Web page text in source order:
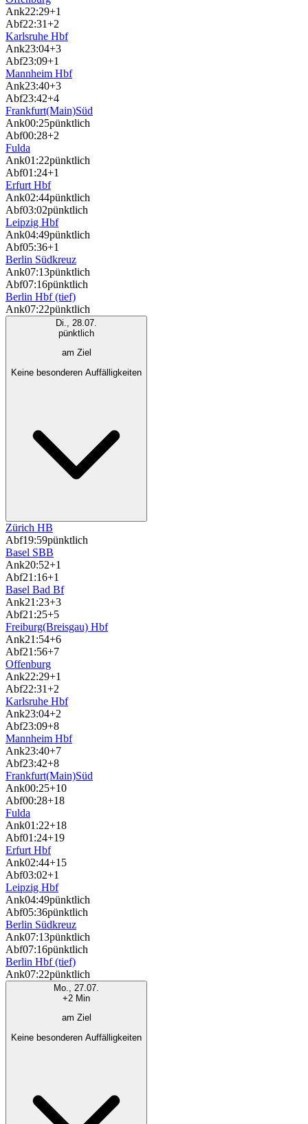
Ank22:29+1
Abf22:31+2
Karlsruhe Hbf
Ank23:04+3
Abf23:09+1
Mannheim Hbf
Ank23:40+3
Abf23:42+4
Frankfurt(Main)Süd
Ank00:25pünktlich
Abf00:28+2
Fulda
Ank01:22pünktlich
Abf01:24+1
Erfurt Hbf
Ank02:44pünktlich
Abf03:02pünktlich
Leipzig Hbf
Ank04:49pünktlich
Abf05:36+1
Berlin Südkreuz
Ank07:13pünktlich
Abf07:16pünktlich
Berlin Hbf (tief)
Ank07:22pünktlich
Di., 28.07.
pünktlich
am Ziel
Keine besonderen Auffälligkeiten
Zürich HB
Abf19:59pünktlich
Basel SBB
Ank20:52+1
Abf21:16+1
Basel Bad Bf
Ank21:23+3
Abf21:25+5
Freiburg(Breisgau) Hbf
Ank21:54+6
Abf21:56+7
Offenburg
Ank22:29+1
Abf22:31+2
Karlsruhe Hbf
Ank23:04+2
Abf23:09+8
Mannheim Hbf
Ank23:40+7
Abf23:42+8
Frankfurt(Main)Süd
Ank00:25+10
Abf00:28+18
Fulda
Ank01:22+18
Abf01:24+19
Erfurt Hbf
Ank02:44+15
Abf03:02+1
Leipzig Hbf
Ank04:49pünktlich
Abf05:36pünktlich
Berlin Südkreuz
Ank07:13pünktlich
Abf07:16pünktlich
Berlin Hbf (tief)
Ank07:22pünktlich
Mo., 27.07.
+2 Min
am Ziel
Keine besonderen Auffälligkeiten